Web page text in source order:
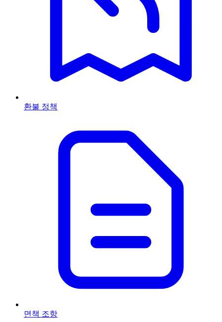
환불 정책
면책 조항